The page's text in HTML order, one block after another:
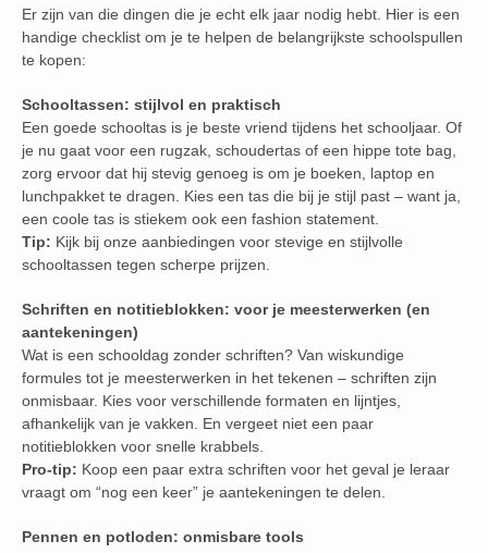
Er zijn van die dingen die je echt elk jaar nodig hebt. Hier is een
handige checklist om je te helpen de belangrijkste schoolspullen
te kopen:
Schooltassen: stijlvol en praktisch
Een goede schooltas is je beste vriend tijdens het schooljaar. Of
je nu gaat voor een rugzak, schoudertas of een hippe tote bag,
zorg ervoor dat hij stevig genoeg is om je boeken, laptop en
lunchpakket te dragen. Kies een tas die bij je stijl past – want ja,
een coole tas is stiekem ook een fashion statement.
Tip: Kijk bij onze aanbiedingen voor stevige en stijlvolle
schooltassen tegen scherpe prijzen.
Schriften en notitieblokken: voor je meesterwerken (en
aantekeningen)
Wat is een schooldag zonder schriften? Van wiskundige
formules tot je meesterwerken in het tekenen – schriften zijn
onmisbaar. Kies voor verschillende formaten en lijntjes,
afhankelijk van je vakken. En vergeet niet een paar
notitieblokken voor snelle krabbels.
Pro-tip: Koop een paar extra schriften voor het geval je leraar
vraagt om “nog een keer” je aantekeningen te delen.
Pennen en potloden: onmisbare tools